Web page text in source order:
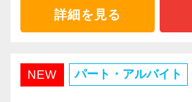
・顧客対応や提案業務に挑戦
・資産税など専門性を高めた
・将来的にマネジメントに関
＜まずはカジュアル面談へ＞
・経験値が自然と積み上がる
・有給取得率90％以上
詳細を見る
NEW パート・アルバイト